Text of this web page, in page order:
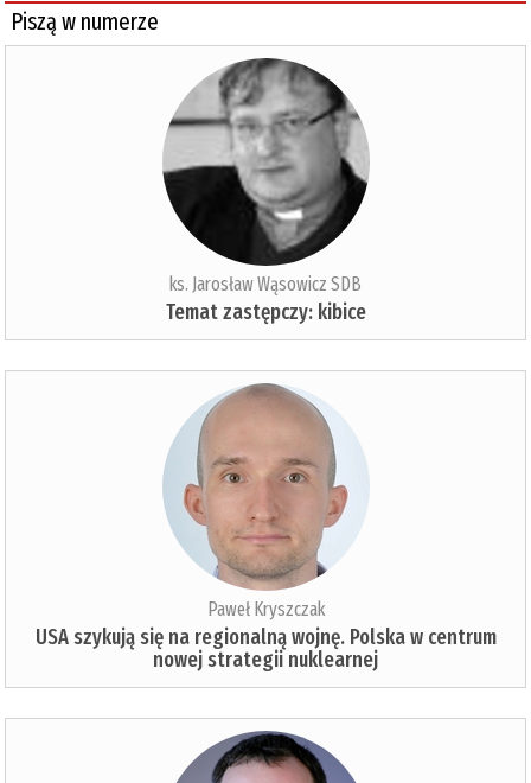
Piszą w numerze
ks. Jarosław Wąsowicz SDB
Temat zastępczy: kibice
Paweł Kryszczak
USA szykują się na regionalną wojnę. Polska w centrum
nowej strategii nuklearnej